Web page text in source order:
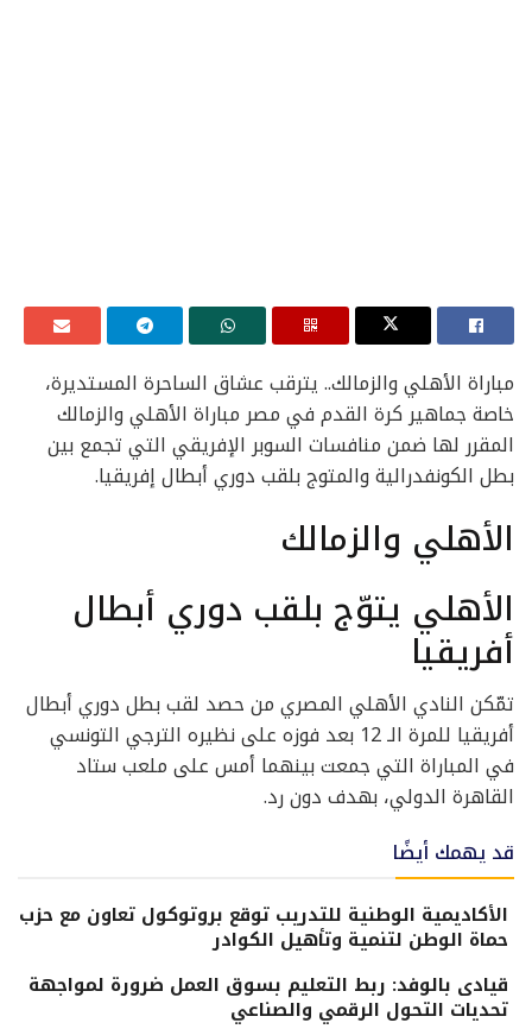
مباراة الأهلي والزمالك.. يترقب عشاق الساحرة المستديرة،
خاصة جماهير كرة القدم في مصر مباراة الأهلي والزمالك
المقرر لها ضمن منافسات السوبر الإفريقي التي تجمع بين
بطل الكونفدرالية والمتوج بلقب دوري أبطال إفريقيا.
الأهلي والزمالك
الأهلي يتوّج بلقب دوري أبطال
أفريقيا
تمّكن النادي الأهلي المصري من حصد لقب بطل دوري أبطال
أفريقيا للمرة الـ 12 بعد فوزه على نظيره الترجي التونسي
في المباراة التي جمعت بينهما أمس على ملعب ستاد
القاهرة الدولي، بهدف دون رد.
قد يهمك أيضًا
الأكاديمية الوطنية للتدريب توقع بروتوكول تعاون مع حزب
حماة الوطن لتنمية وتأهيل الكوادر
قيادى بالوفد: ربط التعليم بسوق العمل ضرورة لمواجهة
تحديات التحول الرقمي والصناعي